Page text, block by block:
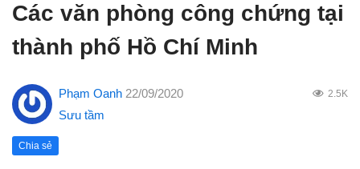
Các văn phòng công chứng tại
thành phố Hồ Chí Minh
Phạm Oanh 22/09/2020 2.5K
Sưu tầm
Chia sẻ